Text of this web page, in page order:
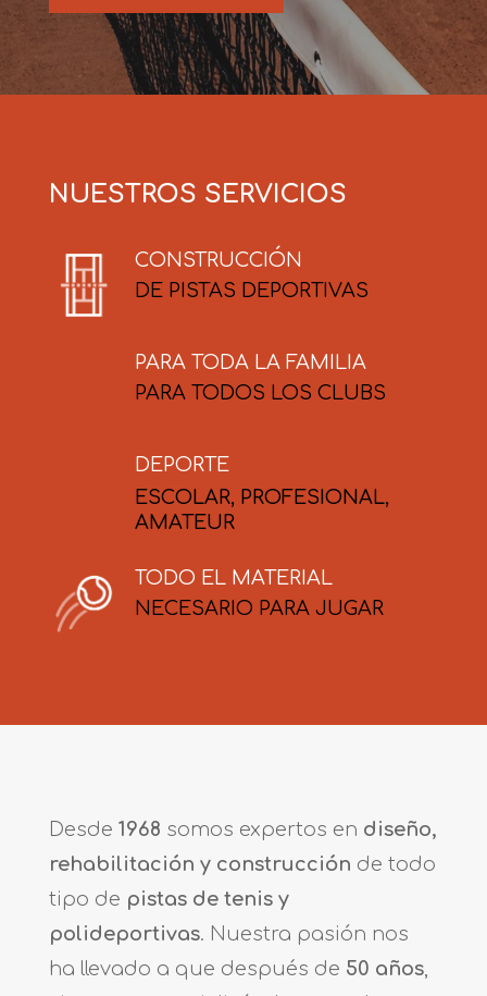
NUESTROS SERVICIOS
CONSTRUCCIÓN
DE PISTAS DEPORTIVAS
PARA TODA LA FAMILIA
PARA TODOS LOS CLUBS
DEPORTE
ESCOLAR, PROFESIONAL,
AMATEUR
TODO EL MATERIAL
NECESARIO PARA JUGAR
Desde 1968 somos expertos en diseño,
rehabilitación y construcción de todo
tipo de pistas de tenis y
polideportivas. Nuestra pasión nos
ha llevado a que después de 50 años,